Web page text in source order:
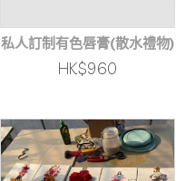
私人訂制有色唇膏(散水禮物)
HK$960